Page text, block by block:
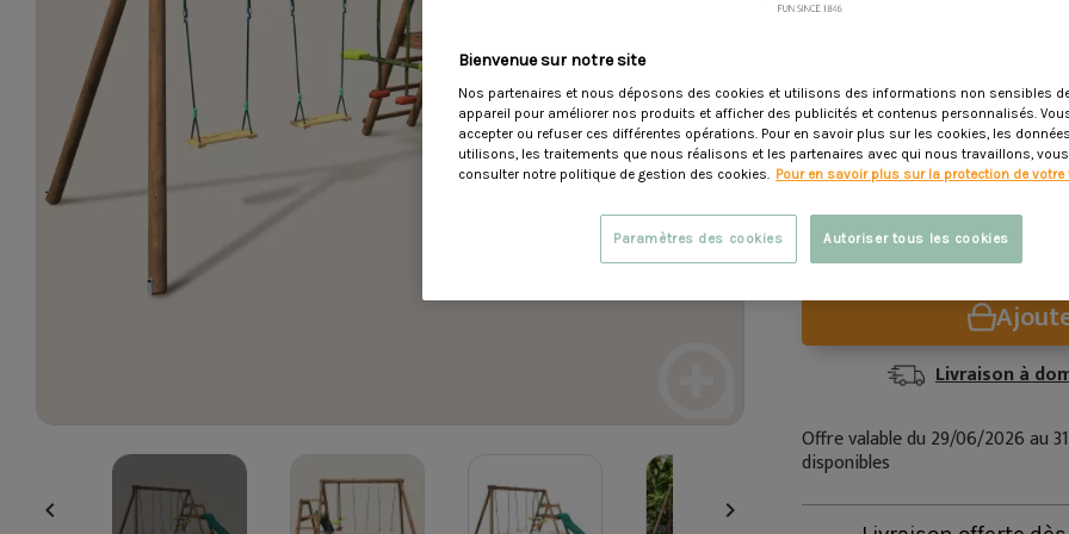
 
pour varier les plaisirs
plusieurs enfants de
Voir description
265,00 € 349,90
Dont 7,92 € d'éco-participation
Livraison à
Offre valable du 29/06/2026 au
disponibles
Bienvenue sur notre site
Nos partenaires et nous déposons des cookies et utilisons des informations non sensibles
appareil pour améliorer nos produits et afficher des publicités et contenus personnalisés.
accepter ou refuser ces différentes opérations. Pour en savoir plus sur les cookies, les
utilisons, les traitements que nous réalisons et les partenaires avec qui nous travaillons,
consulter notre politique de gestion des cookies. Pour en savoir plus sur la protection de votre
Autoriser tous les cookies
Paramètres des cookies